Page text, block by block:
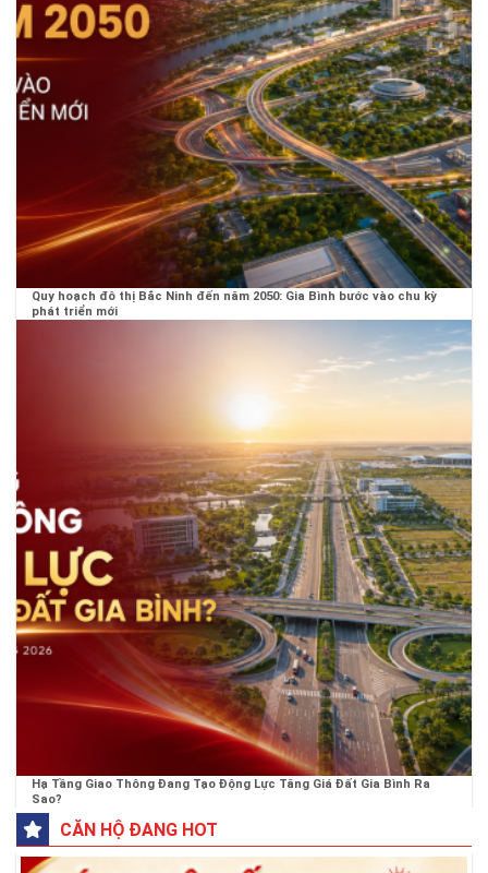
Quy hoạch đô thị Bắc Ninh đến năm 2050: Gia Bình bước vào chu kỳ
phát triển mới
Hạ Tầng Giao Thông Đang Tạo Động Lực Tăng Giá Đất Gia Bình Ra
Sao?
CĂN HỘ ĐANG HOT